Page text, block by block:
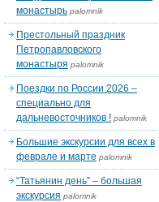
монастырь palomnik
Престольный праздник
Петропавловского
монастыря palomnik
Поездки по России 2026 –
специально для
дальневосточников ! palomnik
Большие экскурсии для всех в
феврале и марте palomnik
“Татьянин день” – большая
экскурсия palomnik